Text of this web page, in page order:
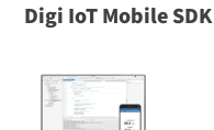
Digi IoT Mobile SDK